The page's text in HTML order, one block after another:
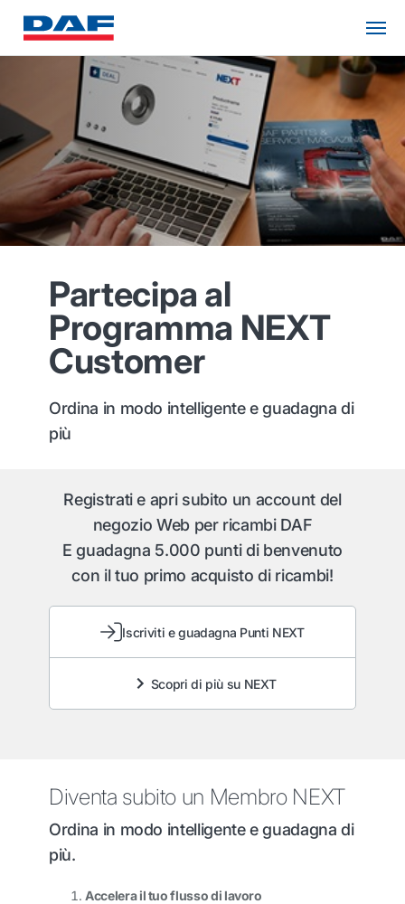
Partecipa al
Programma NEXT
Customer
Ordina in modo intelligente e guadagna di
più
Registrati e apri subito un account del
negozio Web per ricambi DAF
E guadagna 5.000 punti di benvenuto
con il tuo primo acquisto di ricambi!
Iscriviti e guadagna Punti NEXT
Scopri di più su NEXT
Diventa subito un Membro NEXT
Ordina in modo intelligente e guadagna di
più.
Accelera il tuo flusso di lavoro